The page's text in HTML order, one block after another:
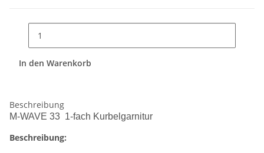
In den Warenkorb
Beschreibung
M-WAVE 33 1-fach Kurbelgarnitur
Beschreibung: